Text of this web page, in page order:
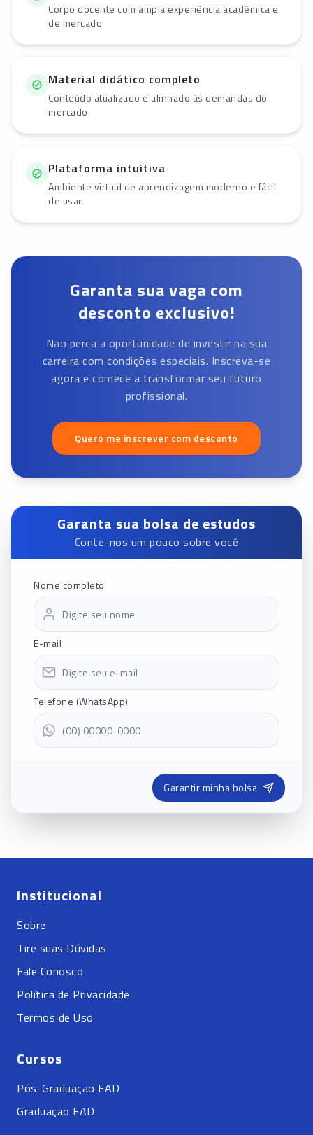
Corpo docente com ampla experiência acadêmica e
de mercado
Material didático completo
Conteúdo atualizado e alinhado às demandas do
mercado
Plataforma intuitiva
Ambiente virtual de aprendizagem moderno e fácil
de usar
Garanta sua vaga com
desconto exclusivo!
Não perca a oportunidade de investir na sua
carreira com condições especiais. Inscreva-se
agora e comece a transformar seu futuro
profissional.
Quero me inscrever com desconto
Garanta sua bolsa de estudos
Conte-nos um pouco sobre você
Nome completo
E-mail
Telefone (WhatsApp)
Garantir minha bolsa
Institucional
Sobre
Tire suas Dúvidas
Fale Conosco
Política de Privacidade
Termos de Uso
Cursos
Pós-Graduação EAD
Graduação EAD